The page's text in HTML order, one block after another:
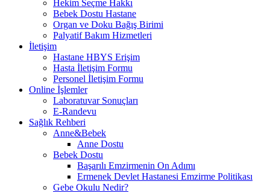
Hekim Seçme Hakkı
Bebek Dostu Hastane
Organ ve Doku Bağış Birimi
Palyatif Bakım Hizmetleri
İletişim
Hastane HBYS Erişim
Hasta İletişim Formu
Personel İletişim Formu
Online İşlemler
Laboratuvar Sonuçları
E-Randevu
Sağlık Rehberi
Anne&Bebek
Anne Dostu
Bebek Dostu
Başarılı Emzirmenin On Adımı
Ermenek Devlet Hastanesi Emzirme Politikası
Gebe Okulu Nedir?